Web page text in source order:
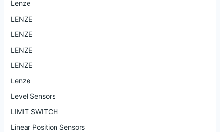
Lenze
LENZE
LENZE
LENZE
LENZE
Lenze
Level Sensors
LIMIT SWITCH
Linear Position Sensors